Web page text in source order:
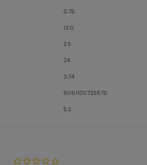
0.75
13.0
2.5
ZA
3.74
6061100725570
5.2